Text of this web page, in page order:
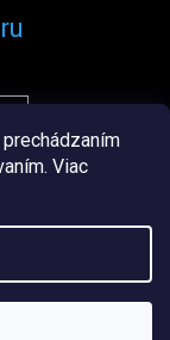
Viac
vyhradené.